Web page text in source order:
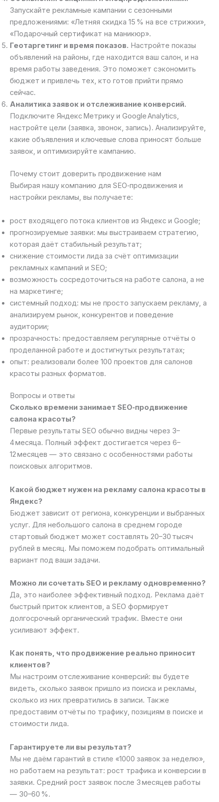
Запускайте рекламные кампании с сезонными
предложениями: «Летняя скидка 15 % на все стрижки»,
«Подарочный сертификат на маникюр».
Геотаргетинг и время показов. Настройте показы
объявлений на районы, где находится ваш салон, и на
время работы заведения. Это поможет сэкономить
бюджет и привлечь тех, кто готов прийти прямо
сейчас.
Аналитика заявок и отслеживание конверсий.
Подключите Яндекс Метрику и Google Analytics,
настройте цели (заявка, звонок, запись). Анализируйте,
какие объявления и ключевые слова приносят больше
заявок, и оптимизируйте кампанию.
Почему стоит доверить продвижение нам
Выбирая нашу компанию для SEO‑продвижения и
настройки рекламы, вы получаете:
рост входящего потока клиентов из Яндекс и Google;
прогнозируемые заявки: мы выстраиваем стратегию,
которая даёт стабильный результат;
снижение стоимости лида за счёт оптимизации
рекламных кампаний и SEO;
возможность сосредоточиться на работе салона, а не
на маркетинге;
системный подход: мы не просто запускаем рекламу, а
анализируем рынок, конкурентов и поведение
аудитории;
прозрачность: предоставляем регулярные отчёты о
проделанной работе и достигнутых результатах;
опыт: реализовали более 100 проектов для салонов
красоты разных форматов.
Вопросы и ответы
Сколько времени занимает SEO‑продвижение
салона красоты?
Первые результаты SEO обычно видны через 3–
4 месяца. Полный эффект достигается через 6–
12 месяцев — это связано с особенностями работы
поисковых алгоритмов.
Какой бюджет нужен на рекламу салона красоты в
Яндекс?
Бюджет зависит от региона, конкуренции и выбранных
услуг. Для небольшого салона в среднем городе
стартовый бюджет может составлять 20–30 тысяч
рублей в месяц. Мы поможем подобрать оптимальный
вариант под ваши задачи.
Можно ли сочетать SEO и рекламу одновременно?
Да, это наиболее эффективный подход. Реклама даёт
быстрый приток клиентов, а SEO формирует
долгосрочный органический трафик. Вместе они
усиливают эффект.
Как понять, что продвижение реально приносит
клиентов?
Мы настроим отслеживание конверсий: вы будете
видеть, сколько заявок пришло из поиска и рекламы,
сколько из них превратились в записи. Также
предоставим отчёты по трафику, позициям в поиске и
стоимости лида.
Гарантируете ли вы результат?
Мы не даём гарантий в стиле «1000 заявок за неделю»,
но работаем на результат: рост трафика и конверсии в
заявки. Средний рост заявок после 3 месяцев работы
— 30–60 %.